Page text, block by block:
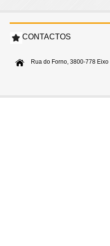
CONTACTOS
Rua do Forno, 3800-778 Eixo